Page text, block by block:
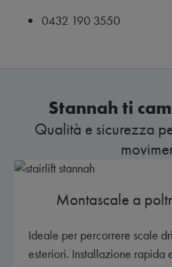
0432 190 3550
Stannah ti
Qualità e sicurezza
Montascale a
Ideale per percorrere scale
esteriori. Installazione rapida